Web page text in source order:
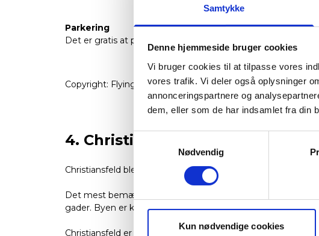
Samtykke
Denne hjemmeside bruger cookies
Vi bruger cookies til at tilpasse vores
vores trafik. Vi deler også oplysninger
annonceringspartnere og
dem, eller som de har indsamlet fra din
Nødvendig
Kun nødvendige cookies
Parkering
Det er gratis at parkere på Skamlingsbanken.
Copyright: FlyingOctober & Museum Kolding
4. Christiansfeld
Christiansfeld blev grundlagt i 1773 af det tyske
Det mest bemærkelsesværdige træk ved Christiansfeld er
gader. Byen er kendt for sine velbevarede gader og
Christiansfeld er også berømt for sine honningkager, som